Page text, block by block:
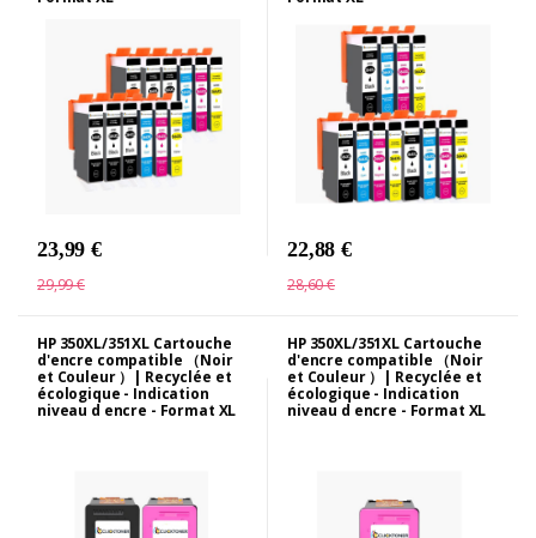
23,99 €
29,99 €
22,88 €
28,60 €
HP 350XL/351XL Cartouche
d'encre compatible （Noir
et Couleur ）| Recyclée et
écologique - Indication
niveau d encre - Format XL
HP 350XL/351XL Cartouche
d'encre compatible （Noir
et Couleur ）| Recyclée et
écologique - Indication
niveau d encre - Format XL